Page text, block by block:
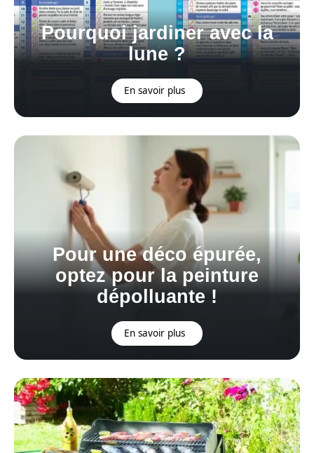
Pourquoi jardiner avec la
lune ?
En savoir plus
Pour une déco épurée,
optez pour la peinture
dépolluante !
En savoir plus